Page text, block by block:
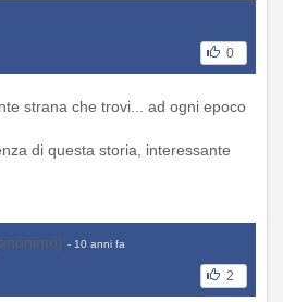
0
strana che trovi... ad ogni epoco
di questa storia, interessante
- 10 anni fa
2